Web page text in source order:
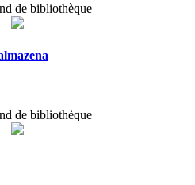
de bibliothèque
de bibliothèque